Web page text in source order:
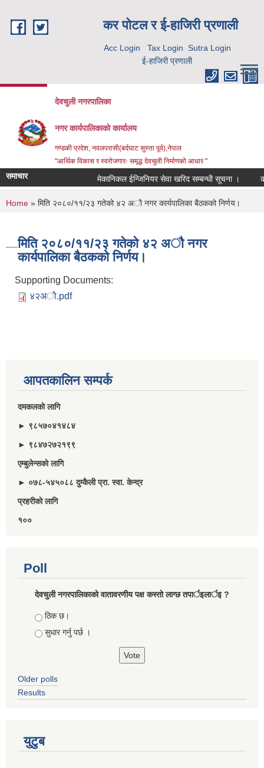
कर पाेटल र ई-हाजिरी प्रणाली
Acc Login Tax Login Sutra Login
ई-हाजिरी प्रणाली
देवचुली नगरपालिका
नगर कार्यपालिकाको कार्यालय
गण्डकी प्रदेश, नवलपरासी(बर्दघाट सुस्ता पूर्व),नेपाल
"आर्थिक विकास र स्वरोजगारः समृद्ध देवचुली निर्माणको आधार "
समाचार मेकानिकल ईन्जिनियर सेवा खरिद सम्बन्धी सूचना ।
You are here
Home » मिति २०८०/११/२३ गतेको ४२ अाै नगर कार्यपालिका बैठकको निर्णय।
मिति २०८०/११/२३ गतेको ४२ अाै नगर
कार्यपालिका बैठकको निर्णय।
Supporting Documents:
४२अाै.pdf
आपतकालिन सम्पर्क
दमकलकाे लागि
► ९८५७०४१४८४
► ९८४७२७२१९९
एम्बुलेन्सकाे लागि
► ०७८-५४५०८८ दुम्कैली प्रा. स्वा. केन्द्र
प्रहरीकाे लागि
१००
Poll
देवचुली नगरपालिकाकाे वातावरणीय पक्ष कस्ताे लाग्छ तपार्इलार्इ ?
Choices
ठिक छ।
सुधार गर्नु पर्छ ।
Older polls
Results
युटुब